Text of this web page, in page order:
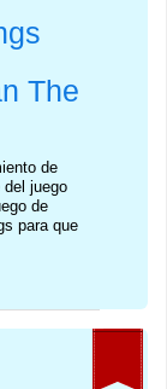
The
de
juego
de
para que